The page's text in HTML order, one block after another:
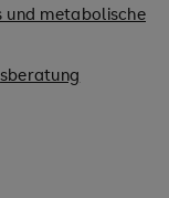
und metabolische